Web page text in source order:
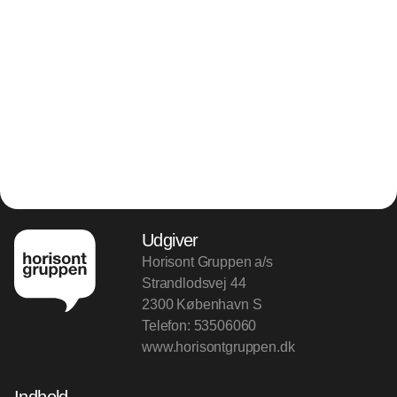
Udgiver
Horisont Gruppen a/s
Strandlodsvej 44
2300 København S
Telefon: 53506060
www.horisontgruppen.dk